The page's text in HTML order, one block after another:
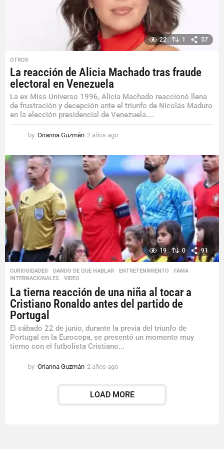
22 1 57
OTROS
La reacción de Alicia Machado tras fraude
electoral en Venezuela
La ex Miss Universo 1996, Alicia Machado reaccionó llena
de frustración y decepción ante el triunfo de Nicolás Maduro
en la elección presidencial de Venezuela....
by Orianna Guzmán 2 años ago
ñ
s
a
g
o
19 0 91
CURIOSIDADES ,DANDO DE QUE HABLAR ,ENTRETENIMIENTO ,FAMA
INTERNACIONALES
,VIDEO
La tierna reacción de una niña al tocar a
Cristiano Ronaldo antes del partido de
Portugal
El sábado 22 de junio, durante la previa del triunfo de
Portugal en la Eurocopa, se presentó un momento muy
tierno con el futbolista Cristiano...
by Orianna Guzmán 2 años ago
o
LOAD MORE